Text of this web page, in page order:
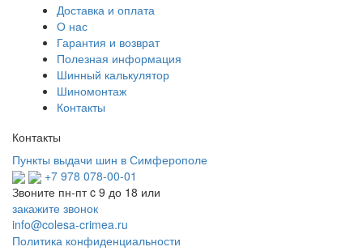
Доставка и оплата
О нас
Гарантия и возврат
Полезная информация
Шинный калькулятор
Шиномонтаж
Контакты
Контакты
Пункты выдачи шин в Симферополе
+7 978 078-00-01
Звоните пн-пт c 9 до 18 или
закажите звонок
info@colesa-crimea.ru
Политика конфиденциальности